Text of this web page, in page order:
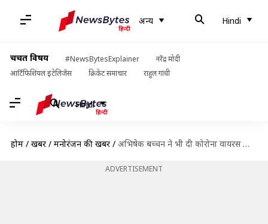
अन्य Hindi
चर्चित विषय #NewsBytesExplainer
नरेंद्र मोदी
आर्टिफिशियल इंटेलिजेंस
क्रिकेट समाचार राहुल गांधी
Hindi
होम / खबरें / मनोरंजन की खबरें / अभिषेक बच्चन ने भी दी कोरोना वायरस को मात, रिपोर्ट आई नेगेटिव
ADVERTISEMENT